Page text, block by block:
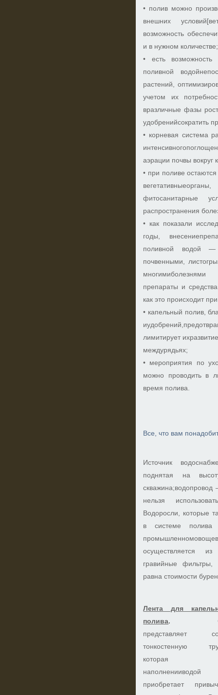
• полив можно
внешних
возможность
и в нужном количестве;
• есть
поливной
растений,
учетом их
вразличные фазы
удобренийсократить
• корневая система
аэрации почвы вокруг
• при поливе
фитосанитарные
распространения
• как показали
годы,
поливной водой —
почвенными,
многимиболезнями
препараты и
как это происходит
• капельный полив,
лимитирует
междурядьях;
• мероприятия по
можно проводить в
время полива.
Все, что вам
Источник
поднятая на
нельзя
Водоросли, которые
в системе полива
осуществляется из
гравийные фильтры,
равна стоимости
Лента для
полива.
представляет
тонкостенную
которая
наполненииводой
приобретает